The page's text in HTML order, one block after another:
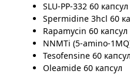
SLU-PP-332 60 капсул
Spermidine 3hcl 60
Rapamycin 60 капсул
NNMTi (5-amino-
Tesofensine 60 капсул
Oleamide 60 капсул